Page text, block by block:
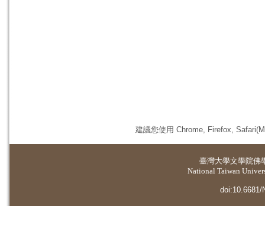
建議您使用 Chrome, Firefox,
臺灣大學文學院佛
National Taiwan
doi:10.6681/